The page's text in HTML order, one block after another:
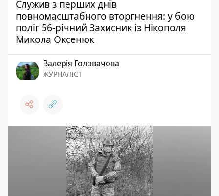
Служив з перших днів
повномасштабного вторгнення: у бою
поліг 56-річний Захисник із Нікополя
Микола Оксенюк
Валерія Головачова
ЖУРНАЛІСТ